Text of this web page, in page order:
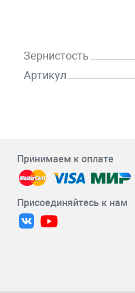
Зернистость
Артикул
Принимаем к оплате
Присоединяйтесь к нам